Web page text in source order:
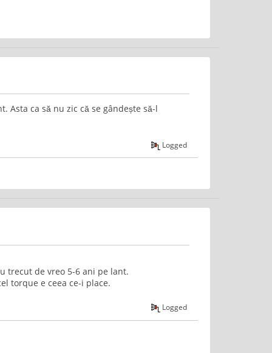
Asta ca să nu zic că se gândește să-l
Logged
trecut de vreo 5-6 ani pe lant.
torque e ceea ce-i place.
Logged